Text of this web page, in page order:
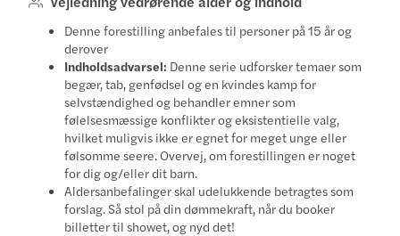
Denne forestilling anbefales til personer på 15 år og
derover
Indholdsadvarsel: Denne serie udforsker temaer som
begær, tab, genfødsel og en kvindes kamp for
selvstændighed og behandler emner som
følelsesmæssige konflikter og eksistentielle valg,
hvilket muligvis ikke er egnet for meget unge eller
følsomme seere. Overvej, om forestillingen er noget
for dig og/eller dit barn.
Aldersanbefalinger skal udelukkende betragtes som
forslag. Så stol på din dømmekraft, når du booker
billetter til showet, og nyd det!